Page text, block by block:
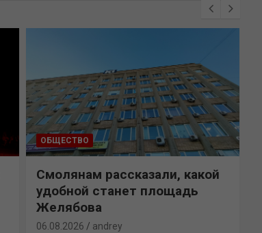
ОБЩЕСТВО
Смолянам рассказали, какой
удобной станет площадь
Желябова
06.08.2026 andrey